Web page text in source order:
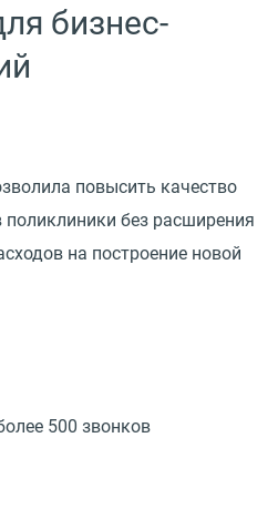
бизнес-
повысить качество
без расширения
на построение новой
500 звонков